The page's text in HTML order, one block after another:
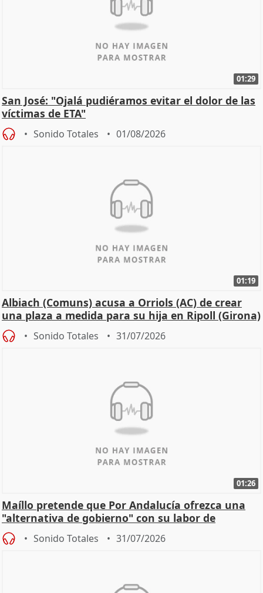
01:29
San José: "Ojalá pudiéramos evitar el dolor de las
víctimas de ETA"
Sonido Totales 01/08/2026
01:19
Albiach (Comuns) acusa a Orriols (AC) de crear
una plaza a medida para su hija en Ripoll (Girona)
Sonido Totales 31/07/2026
01:26
Maíllo pretende que Por Andalucía ofrezca una
"alternativa de gobierno" con su labor de
oposición
Sonido Totales 31/07/2026